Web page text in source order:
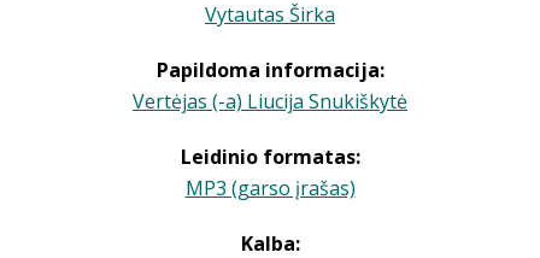
Vytautas Širka
Papildoma informacija:
Vertėjas (-a) Liucija Snukiškytė
Leidinio formatas:
MP3 (garso įrašas)
Kalba: